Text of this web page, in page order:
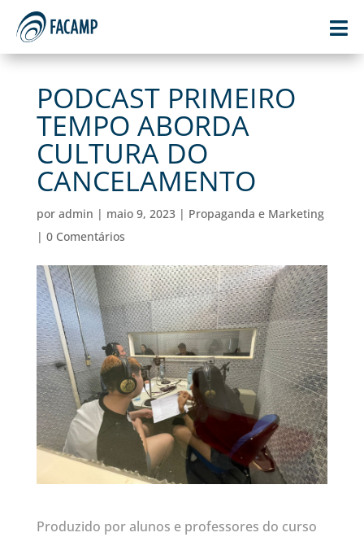

PODCAST PRIMEIRO
TEMPO ABORDA
CULTURA DO
CANCELAMENTO
por admin | maio 9, 2023| Propaganda e Marketing
| 0 Comentários
Produzido por alunos e professores do curso